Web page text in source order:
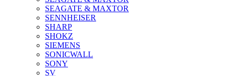
SEAGATE & MAXTOR
SENNHEISER
SHARP
SHOKZ
SIEMENS
SONICWALL
SONY
SV